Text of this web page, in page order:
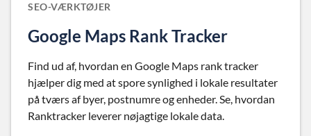
SEO-VÆRKTØJER
Google Maps Rank Tracker
Find ud af, hvordan en Google Maps rank tracker
hjælper dig med at spore synlighed i lokale resultater
på tværs af byer, postnumre og enheder. Se, hvordan
Ranktracker leverer nøjagtige lokale data.